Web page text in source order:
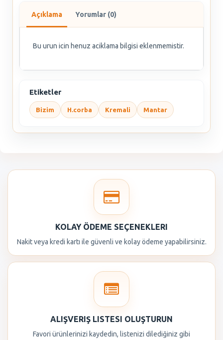
Açıklama Yorumlar (0)
Bu urun icin henuz aciklama bilgisi eklenmemistir.
Etiketler
Bizim H.corba Kremali Mantar
KOLAY ÖDEME SEÇENEKLERI
Nakit veya kredi kartı ile güvenli ve kolay ödeme yapabilirsiniz.
ALIŞVERIŞ LISTESI OLUŞTURUN
Favori ürünlerinizi kaydedin, listenizi dilediğiniz gibi